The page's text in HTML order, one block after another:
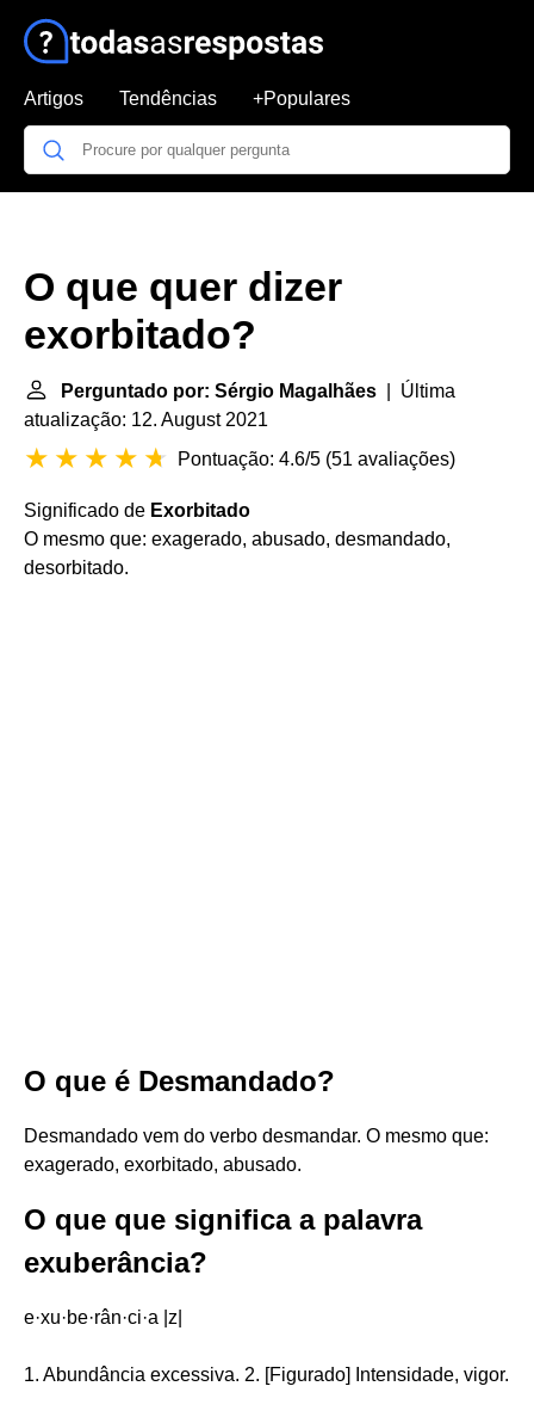
Artigos Tendências +Populares
O que quer dizer
exorbitado?
Perguntado por: Sérgio Magalhães | Última
atualização: 12. August 2021
Pontuação: 4.6/5 (51 avaliações)
Significado de Exorbitado
O mesmo que: exagerado, abusado, desmandado,
desorbitado.
O que é Desmandado?
Desmandado vem do verbo desmandar. O mesmo que:
exagerado, exorbitado, abusado.
O que que significa a palavra
exuberância?
e·xu·be·rân·ci·a |z|
1. Abundância excessiva. 2. [Figurado] Intensidade, vigor.